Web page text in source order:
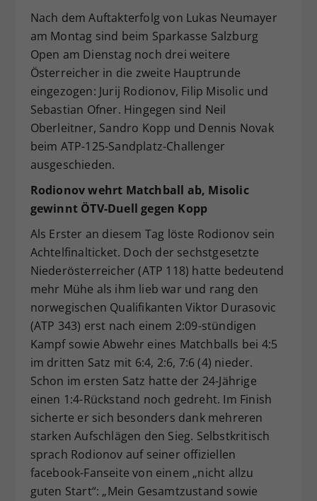
Nach dem Auftakterfolg von Lukas Neumayer
am Montag sind beim Sparkasse Salzburg
Open am Dienstag noch drei weitere
Österreicher in die zweite Hauptrunde
eingezogen: Jurij Rodionov, Filip Misolic und
Sebastian Ofner. Hingegen sind Neil
Oberleitner, Sandro Kopp und Dennis Novak
beim ATP-125-Sandplatz-Challenger
ausgeschieden.
Rodionov wehrt Matchball ab, Misolic
gewinnt ÖTV-Duell gegen Kopp
Als Erster an diesem Tag löste Rodionov sein
Achtelfinalticket. Doch der sechstgesetzte
Niederösterreicher (ATP 118) hatte bedeutend
mehr Mühe als ihm lieb war und rang den
norwegischen Qualifikanten Viktor Durasovic
(ATP 343) erst nach einem 2:09-stündigen
Kampf sowie Abwehr eines Matchballs bei 4:5
im dritten Satz mit 6:4, 2:6, 7:6 (4) nieder.
Schon im ersten Satz hatte der 24-Jährige
einen 1:4-Rückstand noch gedreht. Im Finish
sicherte er sich besonders dank mehreren
starken Aufschlägen den Sieg. Selbstkritisch
sprach Rodionov auf seiner offiziellen
facebook-Fanseite von einem „nicht allzu
guten Start“: „Mein Gesamtzustand sowie
Zweck
Dieser Wert speichert Ihre Consent-
Einstellungen. Unter anderem eine
zufällig generierte ID, für die
historische Speicherung Ihrer
vorgenommen Einstellungen, falls der
Webseiten-Betreiber dies eingestellt
hat.